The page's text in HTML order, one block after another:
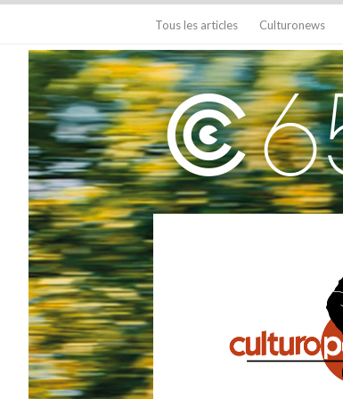
Tous les articles Culturonews